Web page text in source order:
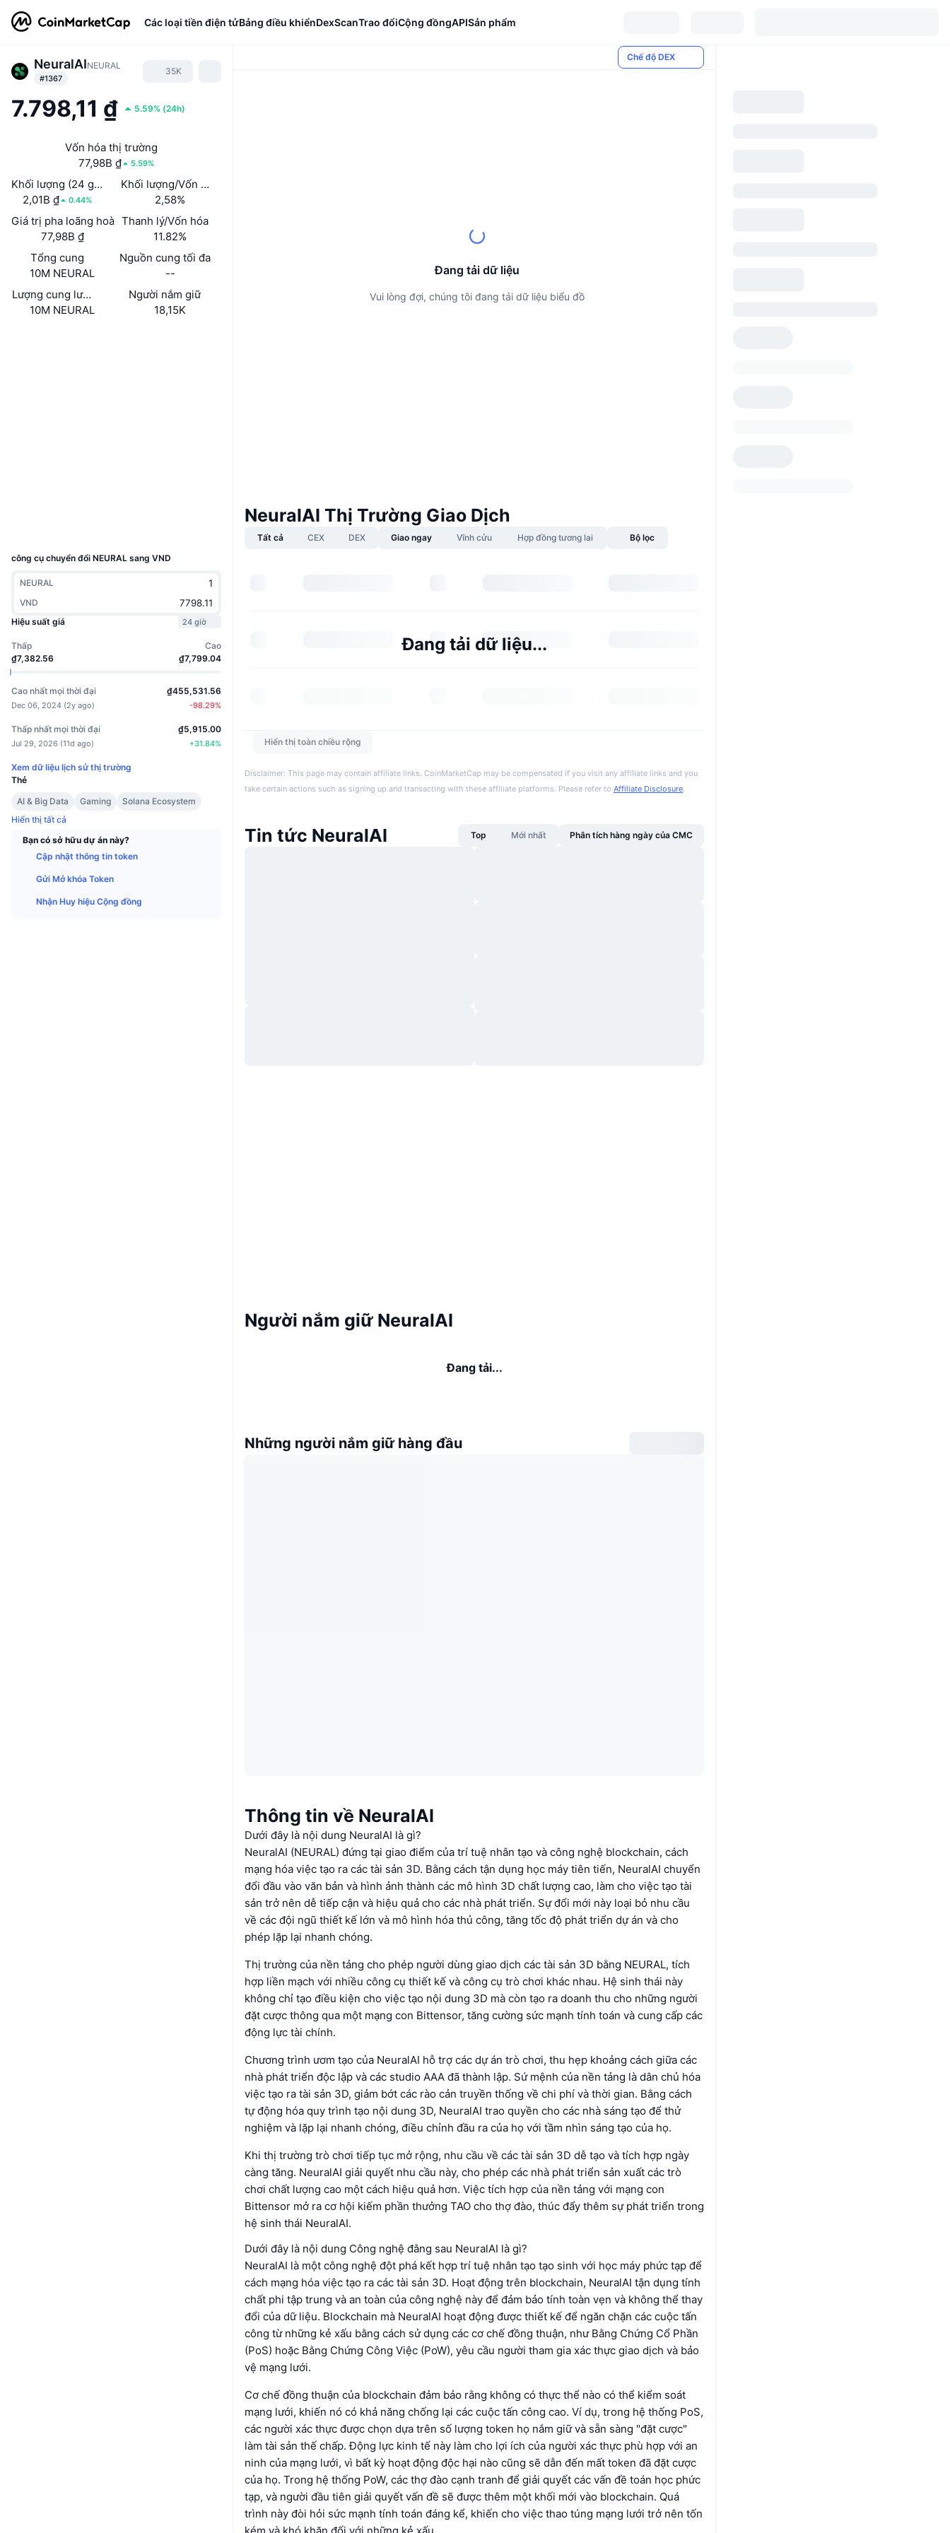
Các loại tiền điện tửBảng điều khiểnDexScanTrao đổiCộng đồngAPISản phẩm
NeuralAINEURAL
#1367
35K
7.798,11 ₫ 5.59% (24h)
Vốn hóa thị trường
77,98B ₫
5.59%
Khối lượng (24 giờ)
2,01B ₫
0.44%
Khối lượng/Vốn hóa thị trường (24h)
2,58%
Giá trị pha loãng hoàn toàn (FDV)
77,98B ₫
Thanh lý/Vốn hóa
11.82%
Tổng cung
10M NEURAL
Nguồn cung tối đa
--
Lượng cung lưu hành
10M NEURAL
Người nắm giữ
18,15K
công cụ chuyển đổi NEURAL sang VND
NEURAL
VND
Hiệu suất giá
24 giờ
Thấp
₫7,382.56
Cao
₫7,799.04
Cao nhất mọi thời đại
Dec 06, 2024 (2y ago)
₫455,531.56
-98.29%
Thấp nhất mọi thời đại
Jul 29, 2026 (11d ago)
₫5,915.00
+31.84%
Xem dữ liệu lịch sử thị trường
Thẻ
AI & Big Data
Gaming
Solana Ecosystem
Hiển thị tất cả
Bạn có sở hữu dự án này?
Cập nhật thông tin token
Gửi Mở khóa Token
Nhận Huy hiệu Cộng đồng
Chế độ DEX
Đang tải dữ liệu
Vui lòng đợi, chúng tôi đang tải dữ liệu biểu đồ
NeuralAI Thị Trường Giao Dịch
Tất cả CEX DEX Giao ngay Vĩnh cửu Hợp đồng tương lai Bộ lọc
Đang tải dữ liệu...
Hiển thị toàn chiều rộng
Disclaimer: This page may contain affiliate links. CoinMarketCap may be compensated if you visit any affiliate links and you
take certain actions such as signing up and transacting with these affiliate platforms. Please refer to Affiliate Disclosure.
Tin tức NeuralAI Top Mới nhất Phân tích hàng ngày của CMC
Người nắm giữ NeuralAI
Đang tải...
Những người nắm giữ hàng đầu
Thông tin về NeuralAI
Dưới đây là nội dung NeuralAI là gì?
NeuralAI (NEURAL) đứng tại giao điểm của trí tuệ nhân tạo và công nghệ blockchain, cách
mạng hóa việc tạo ra các tài sản 3D. Bằng cách tận dụng học máy tiên tiến, NeuralAI chuyển
đổi đầu vào văn bản và hình ảnh thành các mô hình 3D chất lượng cao, làm cho việc tạo tài
sản trở nên dễ tiếp cận và hiệu quả cho các nhà phát triển. Sự đổi mới này loại bỏ nhu cầu
về các đội ngũ thiết kế lớn và mô hình hóa thủ công, tăng tốc độ phát triển dự án và cho
phép lặp lại nhanh chóng.
Thị trường của nền tảng cho phép người dùng giao dịch các tài sản 3D bằng NEURAL, tích
hợp liền mạch với nhiều công cụ thiết kế và công cụ trò chơi khác nhau. Hệ sinh thái này
không chỉ tạo điều kiện cho việc tạo nội dung 3D mà còn tạo ra doanh thu cho những người
đặt cược thông qua một mạng con Bittensor, tăng cường sức mạnh tính toán và cung cấp các
động lực tài chính.
Chương trình ươm tạo của NeuralAI hỗ trợ các dự án trò chơi, thu hẹp khoảng cách giữa các
nhà phát triển độc lập và các studio AAA đã thành lập. Sứ mệnh của nền tảng là dân chủ hóa
việc tạo ra tài sản 3D, giảm bớt các rào cản truyền thống về chi phí và thời gian. Bằng cách
tự động hóa quy trình tạo nội dung 3D, NeuralAI trao quyền cho các nhà sáng tạo để thử
nghiệm và lặp lại nhanh chóng, điều chỉnh đầu ra của họ với tầm nhìn sáng tạo của họ.
Khi thị trường trò chơi tiếp tục mở rộng, nhu cầu về các tài sản 3D dễ tạo và tích hợp ngày
càng tăng. NeuralAI giải quyết nhu cầu này, cho phép các nhà phát triển sản xuất các trò
chơi chất lượng cao một cách hiệu quả hơn. Việc tích hợp của nền tảng với mạng con
Bittensor mở ra cơ hội kiếm phần thưởng TAO cho thợ đào, thúc đẩy thêm sự phát triển trong
hệ sinh thái NeuralAI.
Dưới đây là nội dung Công nghệ đằng sau NeuralAI là gì?
NeuralAI là một công nghệ đột phá kết hợp trí tuệ nhân tạo tạo sinh với học máy phức tạp để
cách mạng hóa việc tạo ra các tài sản 3D. Hoạt động trên blockchain, NeuralAI tận dụng tính
chất phi tập trung và an toàn của công nghệ này để đảm bảo tính toàn vẹn và không thể thay
đổi của dữ liệu. Blockchain mà NeuralAI hoạt động được thiết kế để ngăn chặn các cuộc tấn
công từ những kẻ xấu bằng cách sử dụng các cơ chế đồng thuận, như Bằng Chứng Cổ Phần
(PoS) hoặc Bằng Chứng Công Việc (PoW), yêu cầu người tham gia xác thực giao dịch và bảo
vệ mạng lưới.
Cơ chế đồng thuận của blockchain đảm bảo rằng không có thực thể nào có thể kiểm soát
mạng lưới, khiến nó có khả năng chống lại các cuộc tấn công cao. Ví dụ, trong hệ thống PoS,
các người xác thực được chọn dựa trên số lượng token họ nắm giữ và sẵn sàng "đặt cược"
làm tài sản thế chấp. Động lực kinh tế này làm cho lợi ích của người xác thực phù hợp với an
ninh của mạng lưới, vì bất kỳ hoạt động độc hại nào cũng sẽ dẫn đến mất token đã đặt cược
của họ. Trong hệ thống PoW, các thợ đào cạnh tranh để giải quyết các vấn đề toán học phức
tạp, và người đầu tiên giải quyết vấn đề sẽ được thêm một khối mới vào blockchain. Quá
trình này đòi hỏi sức mạnh tính toán đáng kể, khiến cho việc thao túng mạng lưới trở nên tốn